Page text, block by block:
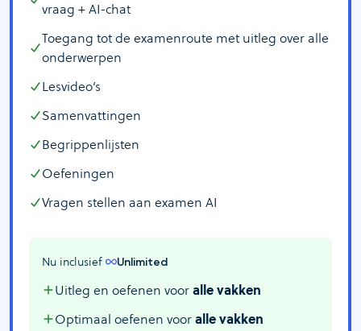
vraag + AI-chat
Toegang tot de examenroute met uitleg over alle
onderwerpen
Lesvideo’s
Samenvattingen
Begrippenlijsten
Oefeningen
Vragen stellen aan examen AI
Nu inclusief Unlimited
Uitleg en oefenen vooralle vakken
Optimaal oefenen vooralle vakken